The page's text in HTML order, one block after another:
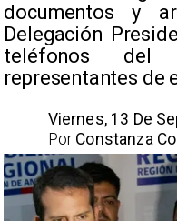
documentos y
Delegación
teléfonos del
representantes de
Viernes, 13 De
Constanza
Por